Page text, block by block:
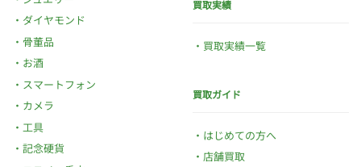
ダイヤモンド
骨董品
お酒
スマートフォン
カメラ
工具
記念硬貨
買取実績
買取実績一覧
買取ガイド
はじめての方へ
店舗買取